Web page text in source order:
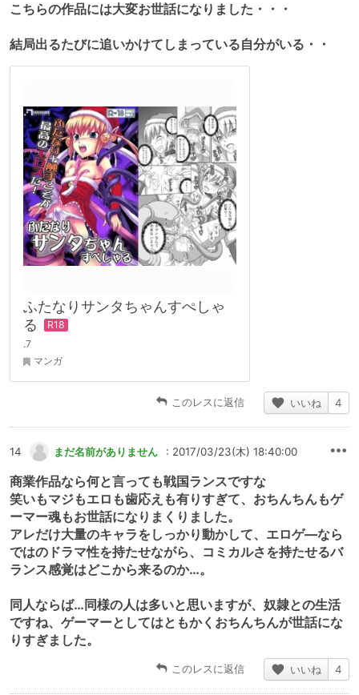
こちらの作品には大変お世話になりました・・・
結局出るたびに追いかけてしまっている自分がいる・・
ふたなりサンタちゃんすぺしゃ
る
.7
マンガ
このレスに返信 いいね 4
14 まだ名前がありません : 2017/03/23(木) 18:40:00
商業作品なら何と言っても戦国ランスですな
笑いもマジもエロも歯応えも有りすぎて、おちんちんもゲ
ーマー魂もお世話になりまくりました。
アレだけ大量のキャラをしっかり動かして、エロゲ―なら
ではのドラマ性を持たせながら、コミカルさを持たせるバ
ランス感覚はどこから来るのか…。
同人ならば…同様の人は多いと思いますが、奴隷との生活
ですね、ゲーマーとしてはともかくおちんちんが世話にな
りすぎました。
このレスに返信 いいね 4